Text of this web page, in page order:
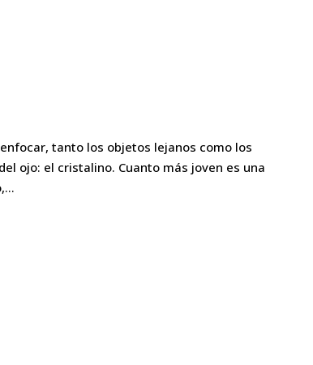
tanto los objetos lejanos como los
ojo: el cristalino. Cuanto más joven es una